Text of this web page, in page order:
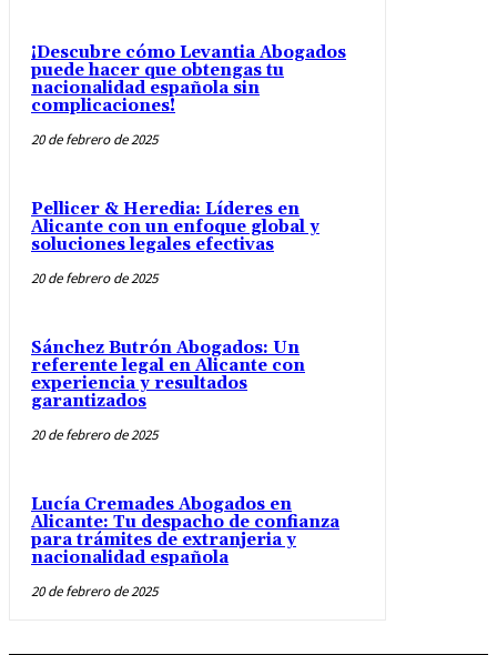
¡Descubre cómo Levantia Abogados
puede hacer que obtengas tu
nacionalidad española sin
complicaciones!
20 de febrero de 2025
Pellicer & Heredia: Líderes en
Alicante con un enfoque global y
soluciones legales efectivas
20 de febrero de 2025
Sánchez Butrón Abogados: Un
referente legal en Alicante con
experiencia y resultados
garantizados
20 de febrero de 2025
Lucía Cremades Abogados en
Alicante: Tu despacho de confianza
para trámites de extranjeria y
nacionalidad española
20 de febrero de 2025